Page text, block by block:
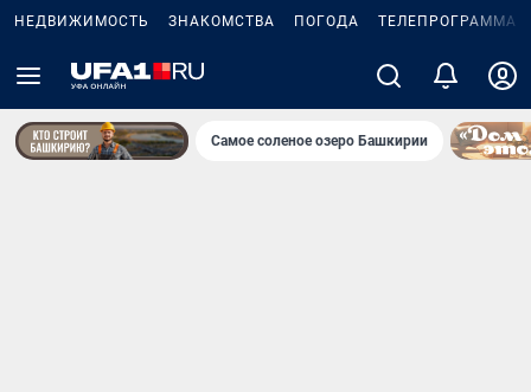
НЕДВИЖИМОСТЬ ЗНАКОМСТВА ПОГОДА ТЕЛЕПРОГРАММА
Самое соленое озеро Башкирии